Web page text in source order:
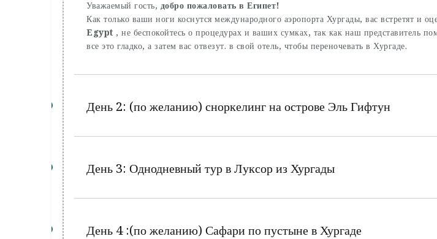
Уважаемый гость, добро пожаловать в Египет!
Как только ваши ноги коснутся международного аэропорта Хургады, вас встретят и
Egypt , не беспокойтесь о процедурах и ваших сумках, так как наш представитель
все это гладко, а затем вас отвезут. в свой отель, чтобы переночевать в Хургаде.
День 2: (по желанию) сноркелинг на острове Эль Гифтун
День 3: Однодневный тур в Луксор из Хургады
День 4 :(по желанию) Сафари по пустыне в Хургаде